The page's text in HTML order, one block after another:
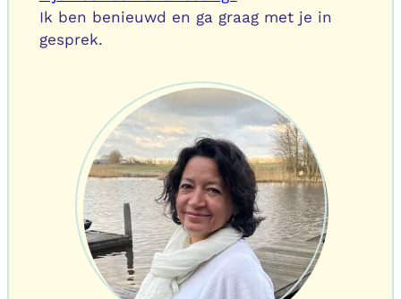
Ik ben benieuwd en ga graag met je in
gesprek.